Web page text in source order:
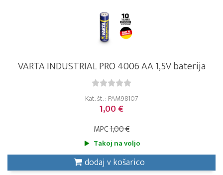
VARTA INDUSTRIAL PRO 4006 AA 1,5V baterija
Kat. št. : PAM98107
1,00 €
MPC1,00 €
Takoj na voljo
dodaj v košarico